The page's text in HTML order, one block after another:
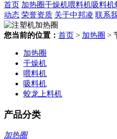
首页 加热圈干燥机喂料机吸料机
动态 荣誉资质 关于中邦凌 联系
您当前的位置： 首页 > 加热圈 >
加热圈
干燥机
喂料机
吸料机
蛟龙上料机
产品分类
加热圈